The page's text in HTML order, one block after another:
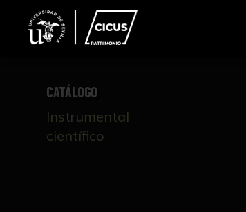
CATÁLOGO
Instrumental
científico